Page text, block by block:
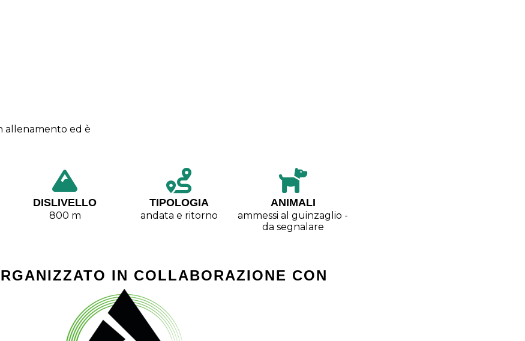
allenamento ed è
DISLIVELLO
800 m
TIPOLOGIA
andata e ritorno
ANIMALI
ammessi al guinzaglio -
da segnalare
IN COLLABORAZIONE CON